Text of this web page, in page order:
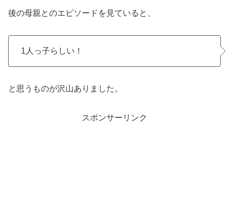
後の母親とのエピソードを見ていると、
1人っ子らしい！
と思うものが沢山ありました。
スポンサーリンク